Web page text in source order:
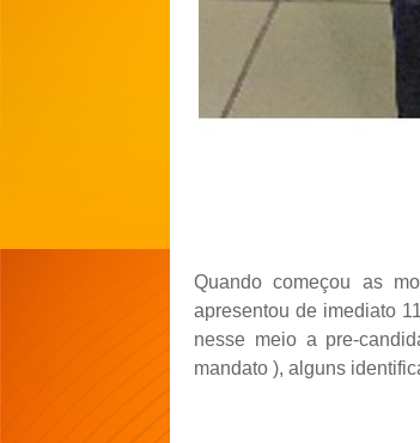
Quando começou as
apresentou de imediato
nesse meio a pre-
mandato ), alguns